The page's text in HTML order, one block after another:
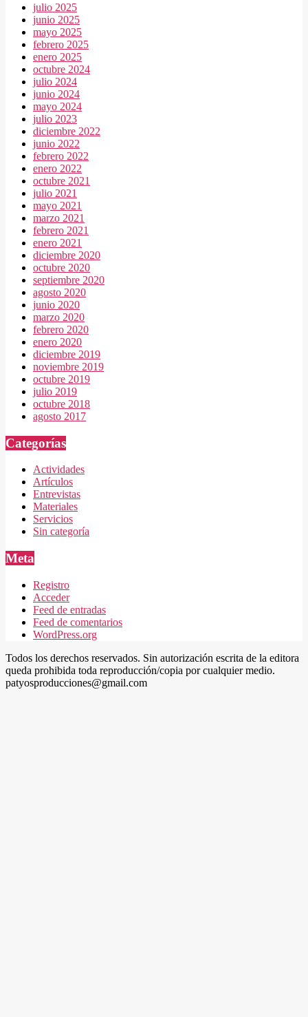
julio 2025
junio 2025
mayo 2025
febrero 2025
enero 2025
octubre 2024
julio 2024
junio 2024
mayo 2024
julio 2023
diciembre 2022
junio 2022
febrero 2022
enero 2022
octubre 2021
julio 2021
mayo 2021
marzo 2021
febrero 2021
enero 2021
diciembre 2020
octubre 2020
septiembre 2020
agosto 2020
junio 2020
marzo 2020
febrero 2020
enero 2020
diciembre 2019
noviembre 2019
octubre 2019
julio 2019
octubre 2018
agosto 2017
Categorías
Actividades
Artículos
Entrevistas
Materiales
Servicios
Sin categoría
Meta
Registro
Acceder
Feed de entradas
Feed de comentarios
WordPress.org
Todos los derechos reservados. Sin autorización escrita de la editora
queda prohibida toda reproducción/copia por cualquier medio.
patyosproducciones@gmail.com